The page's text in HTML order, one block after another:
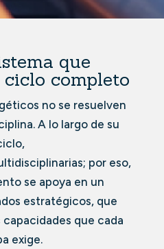
que
ciclo completo
no se resuelven
A lo largo de su
por eso,
se apoya en un
estratégicos, que
que cada
exige.